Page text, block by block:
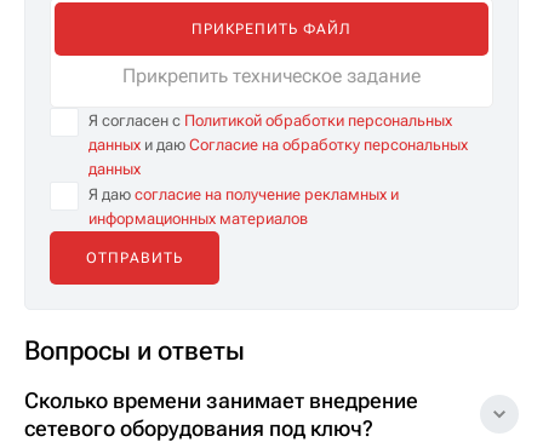
ПРИКРЕПИТЬ ФАЙЛ
Прикрепить техническое задание
Я согласен с Политикой обработки персональных
данных и даю Согласие на обработку персональных
данных
Я даю согласие на получение рекламных и
информационных материалов
Вопросы и ответы
Сколько времени занимает внедрение
сетевого оборудования под ключ?